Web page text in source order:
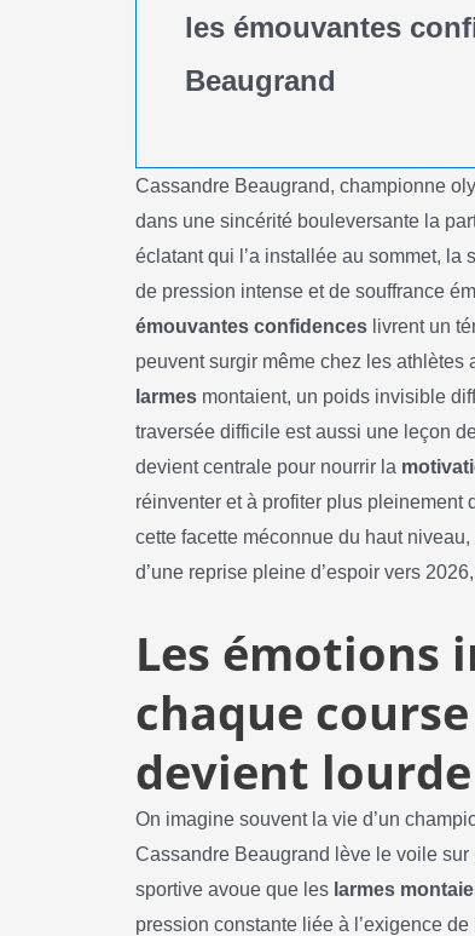
les émouvantes
Beaugrand
Cassandre Beaugrand, championne
dans une sincérité bouleversante la
éclatant qui l’a installée au sommet, la
de pression intense et de souffrance
émouvantes confidences livrent un
peuvent surgir même chez les
larmes montaient, un poids invisible
traversée difficile est aussi une leçon
devient centrale pour nourrir la
réinventer et à profiter plus pleinement
cette facette méconnue du haut
d’une reprise pleine d’espoir vers
Les émotions
chaque
devient
On imagine souvent la vie d’un
Cassandre Beaugrand lève le voile
sportive avoue que les larmes
pression constante liée à l’exigence